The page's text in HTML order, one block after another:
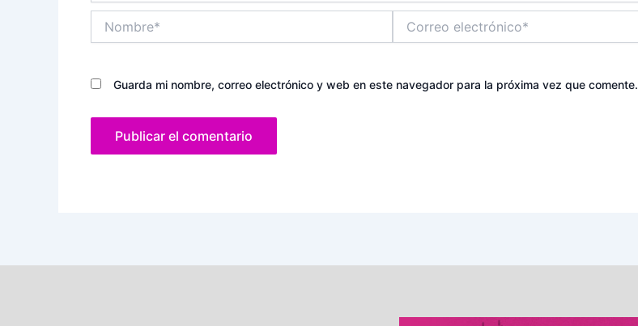
electrónico*
Guarda mi nombre, correo electrónico y web en este navegador para la próxima vez que comente.